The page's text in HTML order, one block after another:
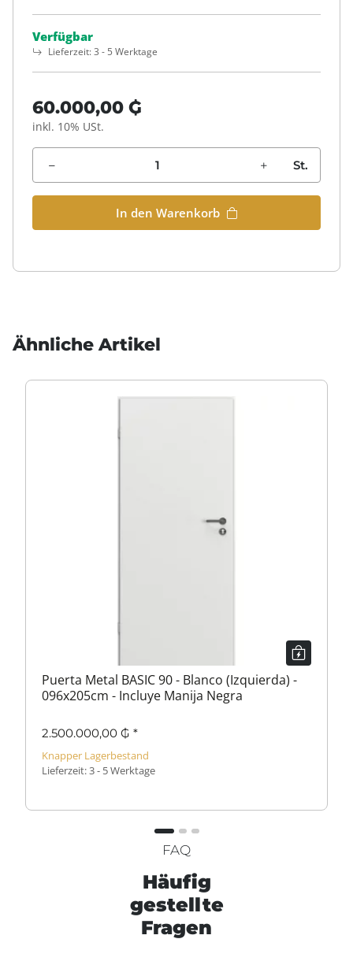
Verfügbar
Lieferzeit:3 - 5 Werktage
60.000,00 ₲
inkl. 10% USt.
St.
In den Warenkorb
Ähnliche Artikel
Puerta Metal BASIC 90 - Blanco (Izquierda) -
096x205cm - Incluye Manija Negra
2.500.000,00 ₲ *
Knapper Lagerbestand
Lieferzeit:3 - 5 Werktage
FAQ
Häufig
gestellte
Fragen